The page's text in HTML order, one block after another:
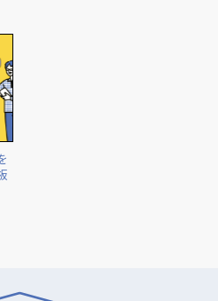
費用事例を業種別にまとめて